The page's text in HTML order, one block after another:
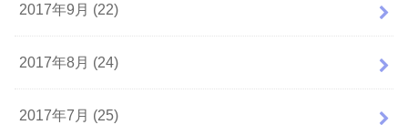
2017年9月 (22)
2017年8月 (24)
2017年7月 (25)